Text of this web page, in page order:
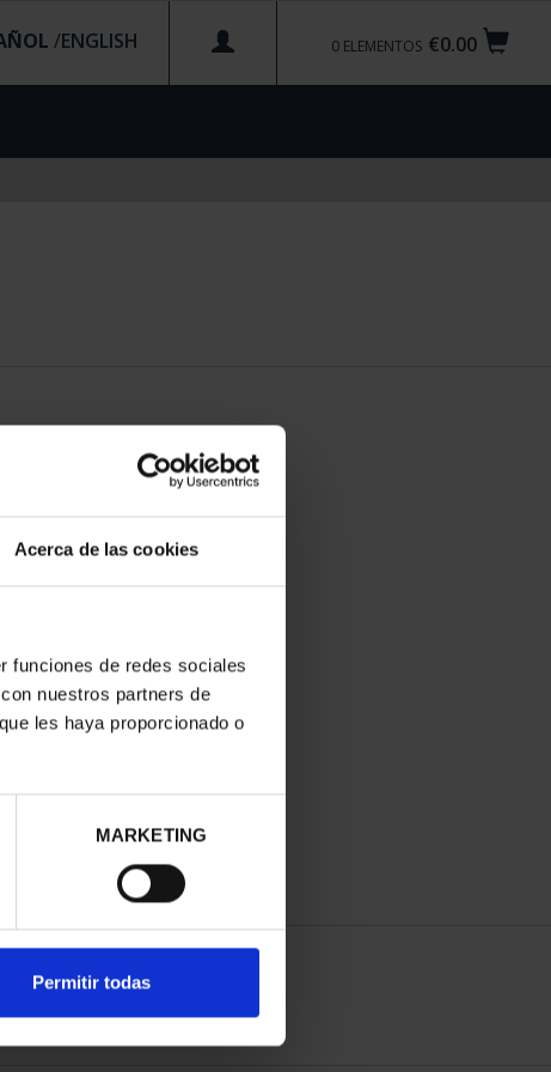
Acerca de las cookies
funciones de redes sociales
nuestros partners de
les haya proporcionado o
MARKETING
Permitir todas
€0.00
0 ELEMENTOS
/